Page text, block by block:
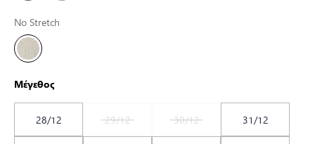
No Stretch
Μέγεθος
28/12 29/12 30/12
31/12